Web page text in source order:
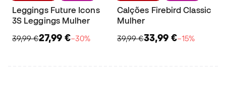
Leggings Future Icons
3S Leggings Mulher
39,99 €27,99 €−30%
Calções Firebird Classic
Mulher
39,99 €33,99 €−15%